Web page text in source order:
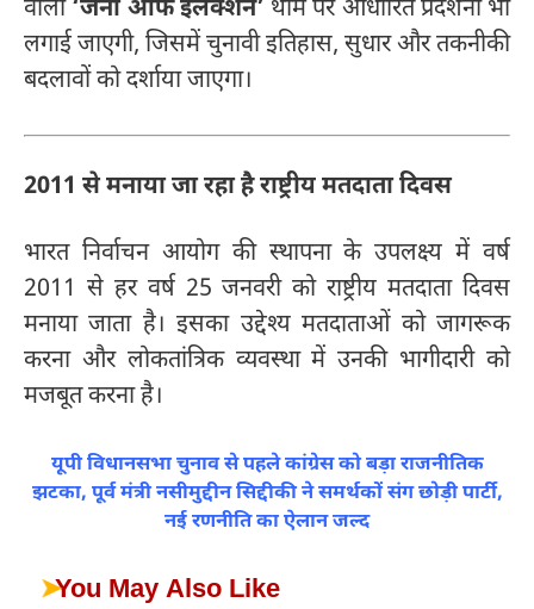
वाली‘जर्नी ऑफ इलेक्शन’ थीम पर आधारित प्रदर्शनी भी
लगाई जाएगी, जिसमें चुनावी इतिहास, सुधार और तकनीकी
बदलावों को दर्शाया जाएगा।
2011 से मनाया जा रहा है राष्ट्रीय मतदाता दिवस
भारत निर्वाचन आयोग की स्थापना के उपलक्ष्य में वर्ष
2011 से हर वर्ष 25 जनवरी को राष्ट्रीय मतदाता दिवस
मनाया जाता है। इसका उद्देश्य मतदाताओं को जागरूक
करना और लोकतांत्रिक व्यवस्था में उनकी भागीदारी को
मजबूत करना है।
यूपी विधानसभा चुनाव से पहले कांग्रेस को बड़ा राजनीतिक
झटका, पूर्व मंत्री नसीमुद्दीन सिद्दीकी ने समर्थकों संग छोड़ी पार्टी,
नई रणनीति का ऐलान जल्द
➤You May Also Like